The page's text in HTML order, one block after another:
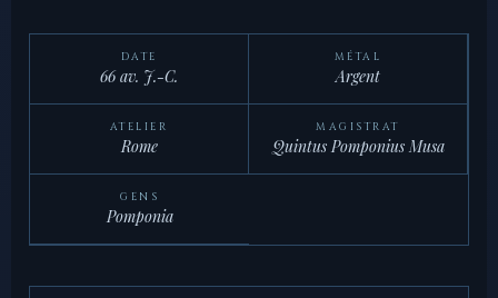
DATE
66 av. J.-C.
MÉTAL
Argent
ATELIER
Rome
MAGISTRAT
Quintus Pomponius Musa
GENS
Pomponia